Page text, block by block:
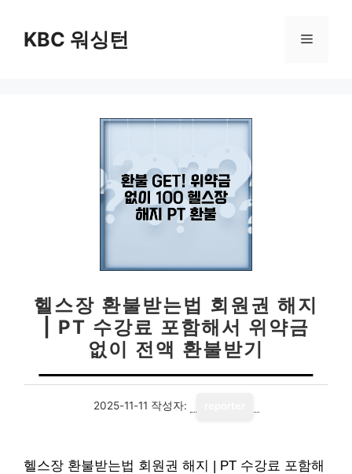
KBC 워싱턴 메
헬스장 환불받는법 회원권 해지
| PT 수강료 포함해서 위약금
없이 전액 환불받기
2025-11-11 작성자:
헬스장 환불받는법 회원권 해지 | PT 수강료 포함해